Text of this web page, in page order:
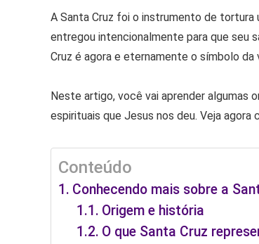
A Santa Cruz foi o instrumento de tortura
entregou intencionalmente para que seu
Cruz é agora e eternamente o símbolo
Neste artigo, você vai aprender algumas
espirituais que Jesus nos deu. Veja
Conteúdo
Conhecendo mais sobre a
Origem e história
O que Santa Cruz